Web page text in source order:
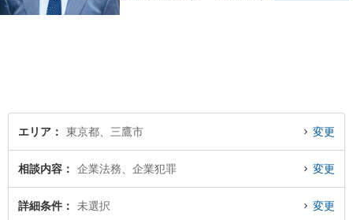
エリア 東京都、三鷹市 変更
相談内容 企業法務、企業犯罪 変更
詳細条件 未選択 変更